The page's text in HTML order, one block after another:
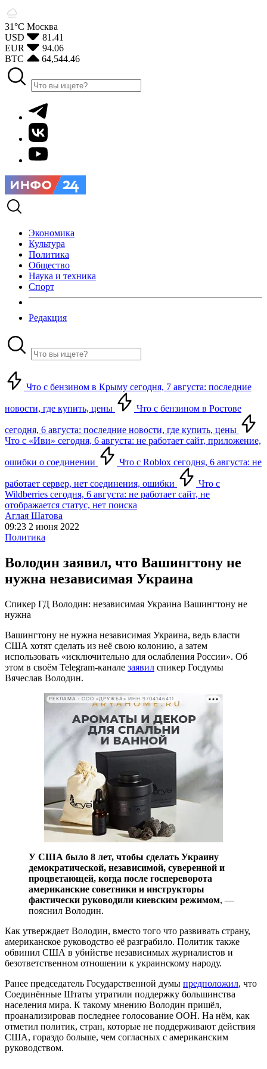
31°С Москва
USD
81.41
EUR
94.06
BTC
64,544.46
Экономика
Культура
Политика
Общество
Наука и техника
Спорт
Редакция
Что с бензином в Крыму сегодня, 7 августа: последние
новости, где купить, цены Что с бензином в Ростове
сегодня, 6 августа: последние новости, где купить, цены
Что с «Иви» сегодня, 6 августа: не работает сайт, приложение,
ошибки о соединении Что с Roblox сегодня, 6 августа: не
работает сервер, нет соединения, ошибки
Что с
Wildberries сегодня, 6 августа: не работает сайт, не
отображается статус, нет поиска
Аглая Шатова
09:23 2 июня 2022
Политика
Володин заявил, что Вашингтону не
нужна независимая Украина
Спикер ГД Володин: независимая Украина Вашингтону не
нужна
Вашингтону не нужна независимая Украина, ведь власти
США хотят сделать из неё свою колонию, а затем
использовать «исключительно для ослабления России». Об
этом в своём Telegram-канале заявил спикер Госдумы
Вячеслав Володин.
РЕКЛАМА • ООО «ДРУЖБА» ИНН 9704146411
У США было 8 лет, чтобы сделать Украину
демократической, независимой, суверенной и
процветающей, когда после госпереворота
американские советники и инструкторы
фактически руководили киевским режимом, —
пояснил Володин.
Как утверждает Володин, вместо того что развивать страну,
американское руководство её разграбило. Политик также
обвинил США в убийстве независимых журналистов и
безответственном отношении к украинскому народу.
Ранее председатель Государственной думы предположил, что
Соединённые Штаты утратили поддержку большинства
населения мира. К такому мнению Володин пришёл,
проанализировав последнее голосование ООН. На нём, как
отметил политик, стран, которые не поддерживают действия
США, гораздо больше, чем согласных с американским
руководством.